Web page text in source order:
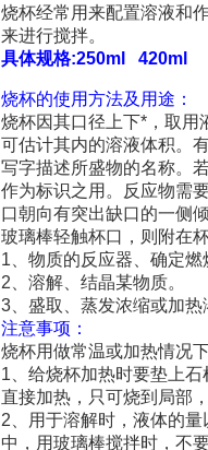
烧杯经常用来配置溶液和
来进行搅拌。
具体规格:250ml 420ml
烧杯的使用方法及用途：
烧杯因其口径上下*，取用
可估计其内的溶液体积。
写字描述所盛物的名称。
作为标识之用。反应物需
口朝向有突出缺口的一侧
玻璃棒轻触杯口，则附在
1、物质的反应器、确定燃
2、溶解、结晶某物质。
3、盛取、蒸发浓缩或加热
注意事项：
烧杯用做常温或加热情况
1、给烧杯加热时要垫上
直接加热，只可烧到局部
2、用于溶解时，液体的
中，用玻璃棒搅拌时，不